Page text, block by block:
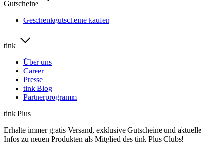
Gutscheine
Geschenkgutscheine kaufen
tink
Über uns
Career
Presse
tink Blog
Partnerprogramm
tink Plus
Erhalte immer gratis Versand, exklusive Gutscheine und aktuelle
Infos zu neuen Produkten als Mitglied des tink Plus Clubs!